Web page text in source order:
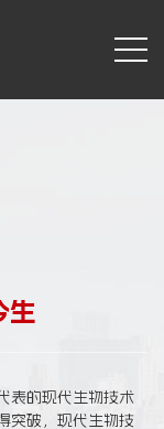
生
表的现代生物技术
突破，现代生物技